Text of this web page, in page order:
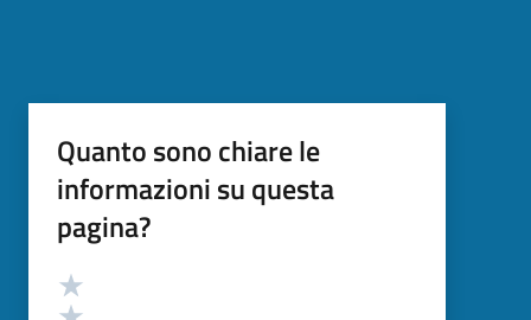
Quanto sono chiare le
informazioni su questa
pagina?
Valutazione